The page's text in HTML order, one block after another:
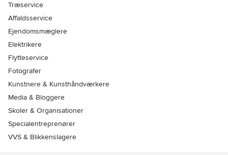
Træservice
Affaldsservice
Ejendomsmæglere
Elektrikere
Flytteservice
Fotografer
Kunstnere & Kunsthåndværkere
Media & Bloggere
Skoler & Organisationer
Specialentreprenører
VVS & Blikkenslagere